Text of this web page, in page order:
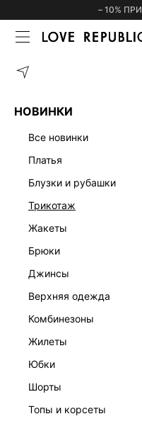
– 10%
НОВИНКИ
все новинки
платья
блузки и рубашки
трикотаж
жакеты
брюки
джинсы
верхняя одежда
комбинезоны
жилеты
юбки
шорты
топы и корсеты
ГЛАВНАЯ